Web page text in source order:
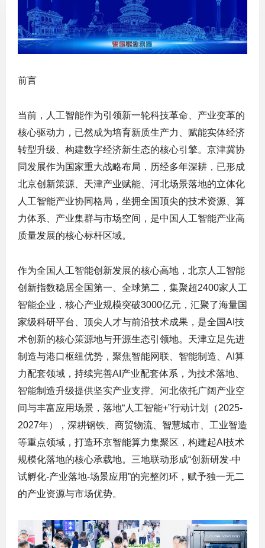
前言
当前，人工智能作为引领新一轮科技革命、产业变革的
核心驱动力，已然成为培育新质生产力、赋能实体经济
转型升级、构建数字经济新生态的核心引擎。京津冀协
同发展作为国家重大战略布局，历经多年深耕，已形成
北京创新策源、天津产业赋能、河北场景落地的立体化
人工智能产业协同格局，坐拥全国顶尖的技术资源、算
力体系、产业集群与市场空间，是中国人工智能产业高
质量发展的核心标杆区域。
作为全国人工智能创新发展的核心高地，北京人工智能
创新指数稳居全国第一、全球第二，集聚超2400家人工
智能企业，核心产业规模突破3000亿元，汇聚了海量国
家级科研平台、顶尖人才与前沿技术成果，是全国AI技
术创新的核心策源地与开源生态引领地。天津立足先进
制造与港口枢纽优势，聚焦智能网联、智能制造、AI算
力配套领域，持续完善AI产业配套体系，为技术落地、
智能制造升级提供坚实产业支撑。河北依托广阔产业空
间与丰富应用场景，落地“人工智能+”行动计划（2025-
2027年），深耕钢铁、商贸物流、智慧城市、工业智造
等重点领域，打造环京智能算力集聚区，构建起AI技术
规模化落地的核心承载地。三地联动形成“创新研发-中
试孵化-产业落地-场景应用”的完整闭环，赋予独一无二
的产业资源与市场优势。